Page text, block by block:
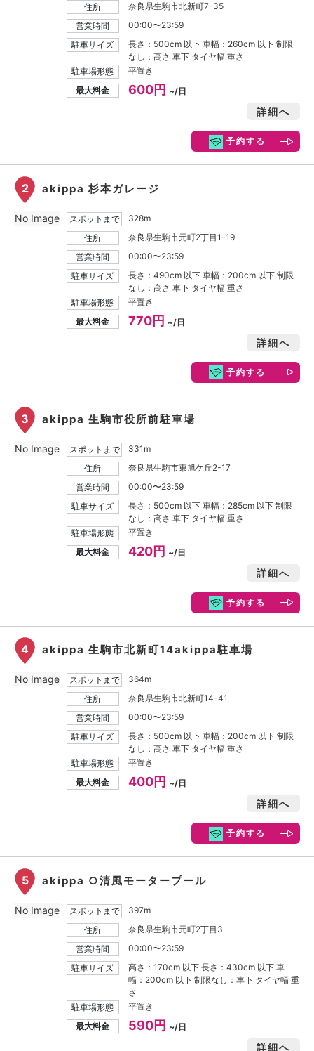
住所
奈良県生駒市北新町7-35
営業時間
00:00〜23:59
駐車サイズ
長さ：500cm 以下 車幅：260cm 以下 制限
なし：高さ 車下 タイヤ幅 重さ
駐車場形態
平置き
最大料金
600円 ~/日
詳細へ
予約する
2 akippa 杉本ガレージ
スポットまで
328m
住所
奈良県生駒市元町2丁目1-19
営業時間
00:00〜23:59
駐車サイズ
長さ：490cm 以下 車幅：200cm 以下 制限
なし：高さ 車下 タイヤ幅 重さ
駐車場形態
平置き
最大料金
770円 ~/日
詳細へ
予約する
No Image
3 akippa 生駒市役所前駐車場
スポットまで
331m
住所
奈良県生駒市東旭ケ丘2-17
営業時間
00:00〜23:59
駐車サイズ
長さ：500cm 以下 車幅：285cm 以下 制限
なし：高さ 車下 タイヤ幅 重さ
駐車場形態
平置き
最大料金
420円 ~/日
詳細へ
予約する
No Image
4 akippa 生駒市北新町14akippa駐車場
スポットまで
364m
住所
奈良県生駒市北新町14-41
営業時間
00:00〜23:59
駐車サイズ
長さ：500cm 以下 車幅：200cm 以下 制限
なし：高さ 車下 タイヤ幅 重さ
駐車場形態
平置き
最大料金
400円 ~/日
詳細へ
予約する
No Image
5 akippa ○清風モータープール
スポットまで
397m
住所
奈良県生駒市元町2丁目3
営業時間
00:00〜23:59
駐車サイズ
高さ：170cm 以下 長さ：430cm 以下 車
幅：200cm 以下 制限なし：車下 タイヤ幅 重
さ
駐車場形態
平置き
最大料金
590円 ~/日
詳細へ
No Image